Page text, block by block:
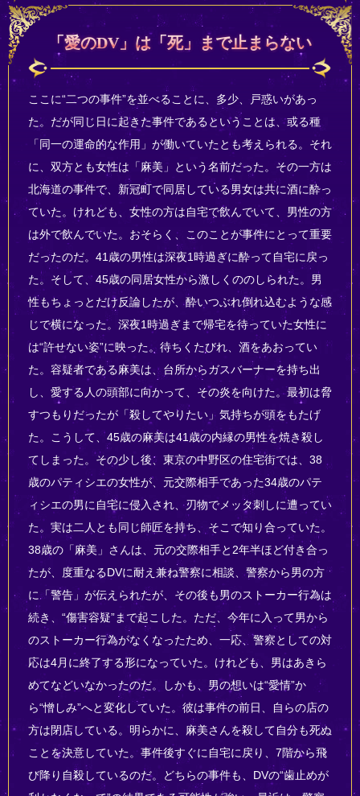
「愛のDV」は「死」まで止まらない
ここに“二つの事件”を並べることに、多少、戸惑いがあっ
た。だが同じ日に起きた事件であるということは、或る種
「同一の運命的な作用」が働いていたとも考えられる。それ
に、双方とも女性は「麻美」という名前だった。その一方は
北海道の事件で、新冠町で同居している男女は共に酒に酔っ
ていた。けれども、女性の方は自宅で飲んでいて、男性の方
は外で飲んでいた。おそらく、このことが事件にとって重要
だったのだ。41歳の男性は深夜1時過ぎに酔って自宅に戻っ
た。そして、45歳の同居女性から激しくののしられた。男
性もちょっとだけ反論したが、酔いつぶれ倒れ込むような感
じで横になった。深夜1時過ぎまで帰宅を待っていた女性に
は“許せない姿”に映った。待ちくたびれ、酒をあおってい
た。容疑者である麻美は、台所からガスバーナーを持ち出
し、愛する人の頭部に向かって、その炎を向けた。最初は脅
すつもりだったが「殺してやりたい」気持ちが頭をもたげ
た。こうして、45歳の麻美は41歳の内縁の男性を焼き殺し
てしまった。その少し後、東京の中野区の住宅街では、38
歳のパティシエの女性が、元交際相手であった34歳のパテ
ィシエの男に自宅に侵入され、刃物でメッタ刺しに遭ってい
た。実は二人とも同じ師匠を持ち、そこで知り合っていた。
38歳の「麻美」さんは、元の交際相手と2年半ほど付き合っ
たが、度重なるDVに耐え兼ね警察に相談、警察から男の方
に「警告」が伝えられたが、その後も男のストーカー行為は
続き、“傷害容疑”まで起こした。ただ、今年に入って男から
のストーカー行為がなくなったため、一応、警察としての対
応は4月に終了する形になっていた。けれども、男はあきら
めてなどいなかったのだ。しかも、男の想いは“愛情”か
ら“憎しみ”へと変化していた。彼は事件の前日、自らの店の
方は閉店している。明らかに、麻美さんを殺して自分も死ぬ
ことを決意していた。事件後すぐに自宅に戻り、7階から飛
び降り自殺しているのだ。どちらの事件も、DVの“歯止めが